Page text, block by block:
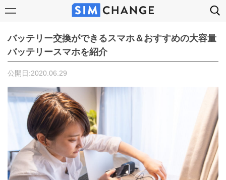
バッテリー交換ができるスマホ＆おすすめの大容量
バッテリースマホを紹介
公開日:2020.06.29